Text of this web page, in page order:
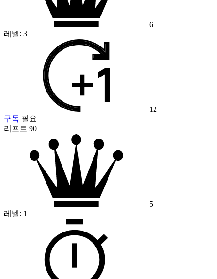
6
레벨: 3
12
구독 필요
리프트 90
5
레벨: 1